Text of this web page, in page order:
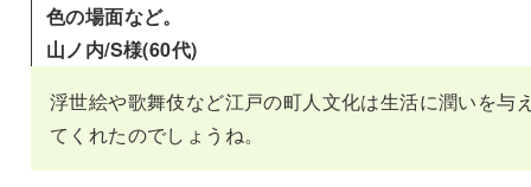
色の場面など。
山ノ内/S様(60代)
浮世絵や歌舞伎など江戸の町人文化は生活に潤いを与
てくれたのでしょうね。